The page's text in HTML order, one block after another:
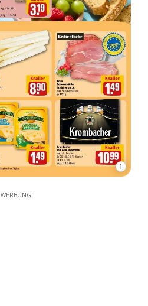
1
WERBUNG